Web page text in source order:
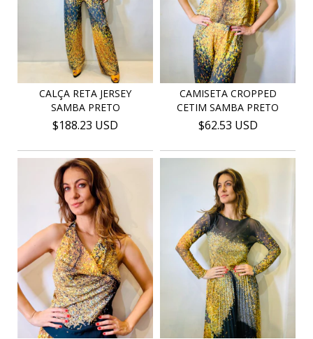
CALÇA RETA JERSEY
SAMBA PRETO
$188.23 USD
CAMISETA CROPPED
CETIM SAMBA PRETO
$62.53 USD